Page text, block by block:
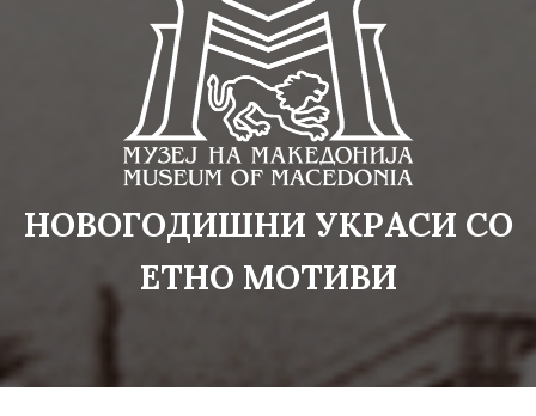
НОВОГОДИШНИ УКРАСИ СО
ЕТНО МОТИВИ